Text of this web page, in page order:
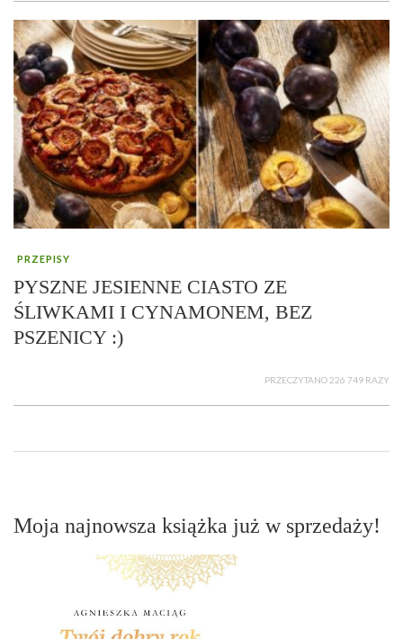
PRZEPISY
PYSZNE JESIENNE CIASTO ZE
ŚLIWKAMI I CYNAMONEM, BEZ
PSZENICY :)
PRZECZYTANO 226 749 RAZY
Moja najnowsza książka już w sprzedaży!